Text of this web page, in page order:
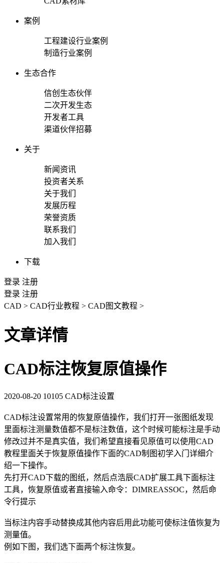
案例
工程建设行业案例
制造行业案例
生态合作
信创生态伙伴
二次开发生态
开发者工具
渠道伙伴招募
关于
新闻资讯
投资者关系
关于我们
发展历程
荣誉资质
联系我们
加入我们
下载
登录 注册
登录 注册
CAD > CAD行业教程 > CAD图文教程 >
文章详情
CAD标注恢复原值操作
2020-08-20 10105 CAD标注设置
CAD标注设置常用的恢复原值操作，我们打开一张图纸发现
里面标注测量数值都不是标注数值，这个时候可能标注是手动
修改过并不是真实值，我们希望直接看见原值可以使用CAD
教程里面关于恢复原值操作下面的CAD制图初学入门详细介
绍一下操作。
先打开CAD下载的图纸，然后点浩辰CAD扩展工具下面标注
工具，恢复原值或者直接输入命令：DIMREASSOC，然后命
令行提示
当标注内容手动替换成其他内容后用此功能可使标注值恢复为
测量值。
例如下图，我们选下面两个标注恢复。